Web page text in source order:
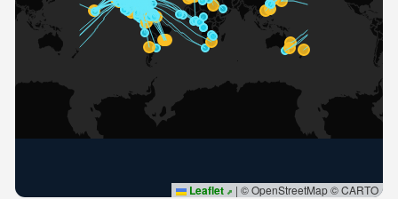
Leaflet | © OpenStreetMap © CARTO